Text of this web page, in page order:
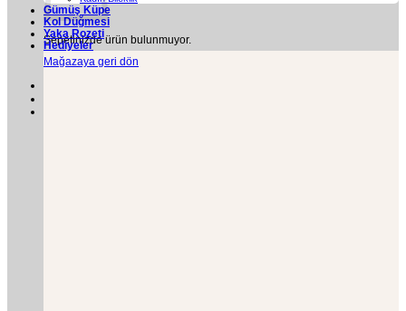
Sepetinizde ürün bulunmuyor.
Mağazaya geri dön
Gümüş Küpe
Kol Düğmesi
Yaka Rozeti
Hediyeler